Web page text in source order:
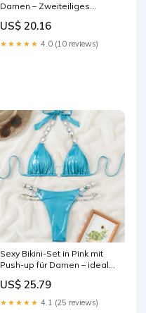
Damen – Zweiteiliges
und Pool Size:L
US$ 20.16
★★★★★ 4.0 (10 reviews)
Sexy Bikini-Set in Pink mit
Push-up für Damen – ideal
US$ 25.79
★★★★★ 4.1 (25 reviews)